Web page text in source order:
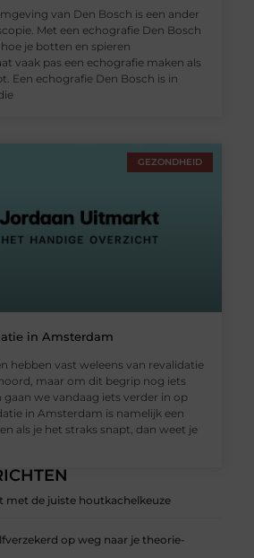
met de juiste houtkachelkeuze
op weg naar je theorie-
van Den Bosch is een ander
Met een echografie Den Bosch
je botten en spieren
vaak pas een echografie maken als
Een echografie Den Bosch is in
GEZONDHEID
in Amsterdam
hebben vast weleens van revalidatie
maar om dit begrip nog iets
we vandaag iets verder in op
in Amsterdam is namelijk een
als je het straks snapt, dan weet je